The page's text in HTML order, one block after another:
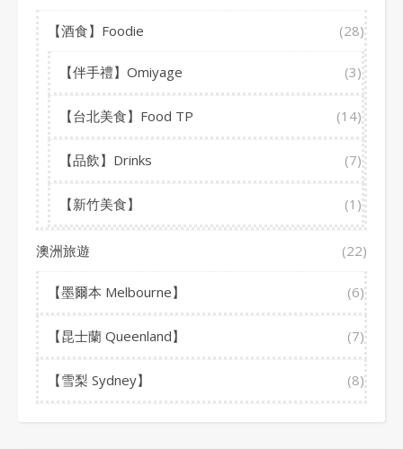
【酒食】Foodie (28)
【伴手禮】Omiyage (3)
【台北美食】Food TP (14)
【品飲】Drinks (7)
【新竹美食】 (1)
澳洲旅遊 (22)
【墨爾本 Melbourne】 (6)
【昆士蘭 Queenland】 (7)
【雪梨 Sydney】 (8)